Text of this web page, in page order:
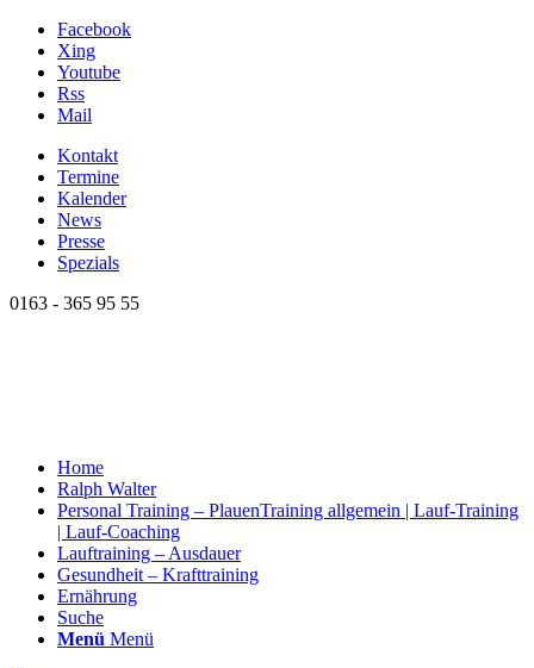
Facebook
Xing
Youtube
Rss
Mail
Kontakt
Termine
Kalender
News
Presse
Spezials
0163 - 365 95 55
Home
Ralph Walter
Personal Training – PlauenTraining allgemein | Lauf-Training
| Lauf-Coaching
Lauftraining – Ausdauer
Gesundheit – Krafttraining
Ernährung
Suche
Menü Menü